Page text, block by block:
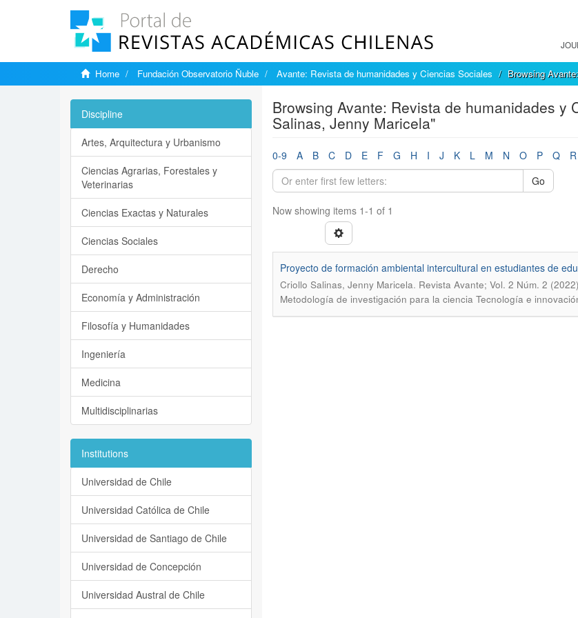
Home Fundación Observatorio Ñuble Avante: Revista de humanidades y Ciencias Sociales Browsing
Browsing Avante: Revista de humanidades y
Salinas, Jenny Maricela"
0-9 A B C D E F G H I J K L M N O P Q R
Go
Now showing items 1-1 of 1
Proyecto de formación ambiental intercultural en estudiantes de
Criollo Salinas, Jenny Maricela. Revista Avante; Vol. 2 Núm. 2
Metodología de investigación para la ciencia Tecnología e
Discipline
Artes, Arquitectura y Urbanismo
Ciencias Agrarias, Forestales y
Veterinarias
Ciencias Exactas y Naturales
Ciencias Sociales
Derecho
Economía y Administración
Filosofía y Humanidades
Ingeniería
Medicina
Multidisciplinarias
Institutions
Universidad de Chile
Universidad Católica de Chile
Universidad de Santiago de Chile
Universidad de Concepción
Universidad Austral de Chile